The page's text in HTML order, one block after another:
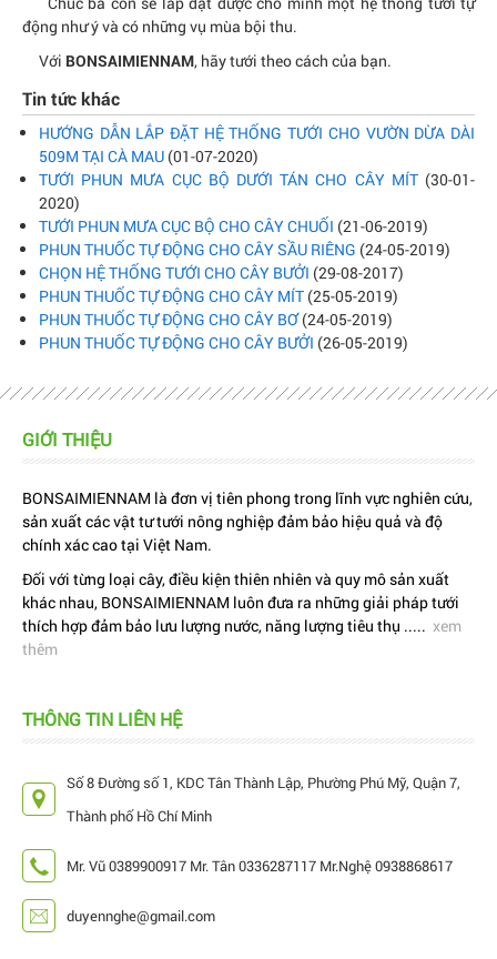
động như ý và có những vụ mùa bội thu.
Với BONSAIMIENNAM, hãy tưới theo cách của bạn.
Tin tức khác
HƯỚNG DẪN LẮP ĐẶT HỆ THỐNG TƯỚI CHO VƯỜN DỪA DÀI
509M TẠI CÀ MAU (01-07-2020)
TƯỚI PHUN MƯA CỤC BỘ DƯỚI TÁN CHO CÂY MÍT(30-01-
2020)
TƯỚI PHUN MƯA CỤC BỘ CHO CÂY CHUỐI (21-06-2019)
PHUN THUỐC TỰ ĐỘNG CHO CÂY SẦU RIÊNG (24-05-2019)
CHỌN HỆ THỐNG TƯỚI CHO CÂY BƯỞI (29-08-2017)
PHUN THUỐC TỰ ĐỘNG CHO CÂY MÍT (25-05-2019)
PHUN THUỐC TỰ ĐỘNG CHO CÂY BƠ(24-05-2019)
PHUN THUỐC TỰ ĐỘNG CHO CÂY BƯỞI (26-05-2019)
GIỚI THIỆU
BONSAIMIENNAM là đơn vị tiên phong trong lĩnh vực nghiên cứu,
sản xuất các vật tư tưới nông nghiệp đảm bảo hiệu quả và độ
chính xác cao tại Việt Nam.
Đối với từng loại cây, điều kiện thiên nhiên và quy mô sản xuất
khác nhau, BONSAIMIENNAM luôn đưa ra những giải pháp tưới
thích hợp đảm bảo lưu lượng nước, năng lượng tiêu thụ ..... xem
thêm
THÔNG TIN LIÊN HỆ
Số 8 Đường số 1, KDC Tân Thành Lập, Phường Phú Mỹ, Quận 7,
Thành phố Hồ Chí Minh
Mr. Vũ 0389900917 Mr. Tân 0336287117 Mr.Nghệ 0938868617
duyennghe@gmail.com